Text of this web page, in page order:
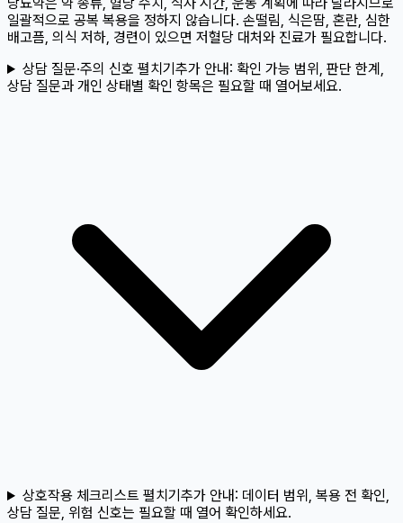
일괄적으로 공복 복용을 정하지 않습니다. 손떨림, 식은땀, 혼란, 심한
배고픔, 의식 저하, 경련이 있으면 저혈당 대처와 진료가 필요합니다.
상담 질문·주의 신호 펼치기추가 안내: 확인 가능 범위, 판단 한계,
상담 질문과 개인 상태별 확인 항목은 필요할 때 열어보세요.
상호작용 체크리스트 펼치기추가 안내: 데이터 범위, 복용 전 확인,
상담 질문, 위험 신호는 필요할 때 열어 확인하세요.